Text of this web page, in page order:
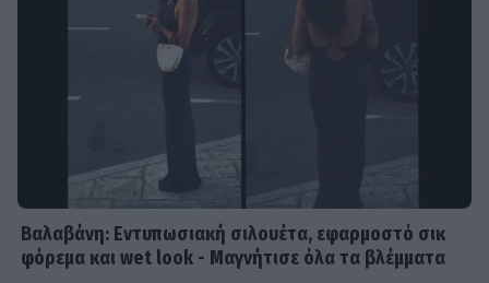
Βαλαβάνη: Εντυπωσιακή σιλουέτα, εφαρμοστό σικ
φόρεμα και wet look - Μαγνήτισε όλα τα βλέμματα